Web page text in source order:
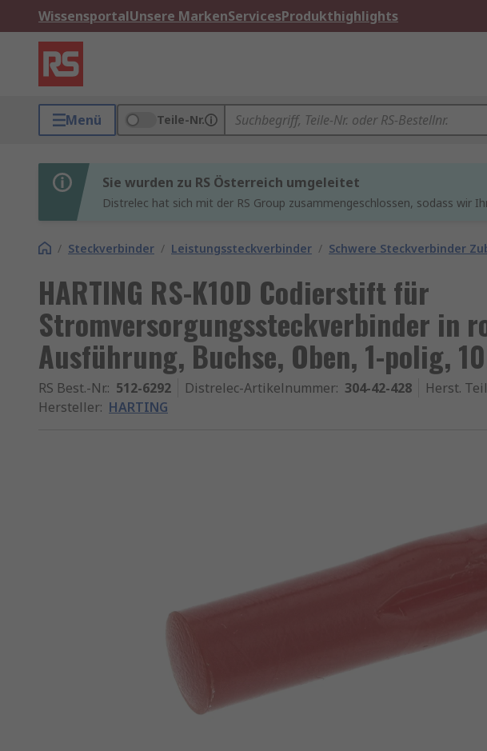
WissensportalUnsere MarkenServicesProdukthighlights
Menü Teile-Nr.
Sie wurden zu RS Österreich umgeleitet
Distrelec hat sich mit der RS Group zusammengeschlossen, sodass wir
/ Steckverbinder / Leistungssteckverbinder / Schwere Steckverbinder
HARTING RS-K10D Codierstift für
Stromversorgungssteckverbinder in
Ausführung, Buchse, Oben, 1-polig,
RS Best.-Nr.: 512-6292 Distrelec-Artikelnummer: 304-42-428 Herst.
Hersteller: HARTING